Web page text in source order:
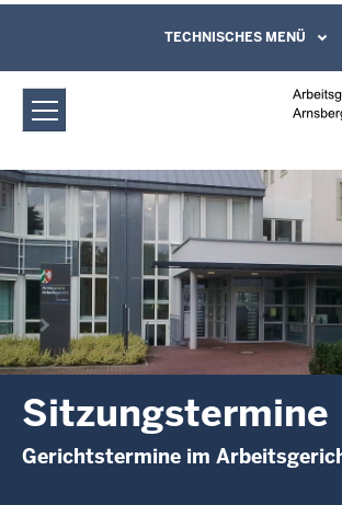
Arbeitsgericht Arnsberg:
Sitzungstermine
Direkt zum Inhalt
Leichte Sprache,
und Kontaktformular
TECHNISCHES MENÜ
Sitzungstermine
Gerichtstermine im